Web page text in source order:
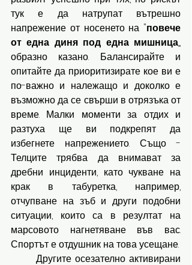
тук е да натрупат вътрешно
напрежение от носенето на "повече
от една диня под една мишница„
образно казано. Балансирайте и
опитайте да приоритизирате кое ви е
по-важно и належащо и доколко е
възможно да се свърши в отрязъка от
време. Малки моменти за отдих и
разтуха ще ви подкрепят да
избегнете напрежението. Също -
Телците трябва да внимават за
дребни инциденти, като чукване на
крак в табуретка, например,
отчупване на зъб и други подобни
ситуации, които са в резултат на
марсовото нагнетяване във вас.